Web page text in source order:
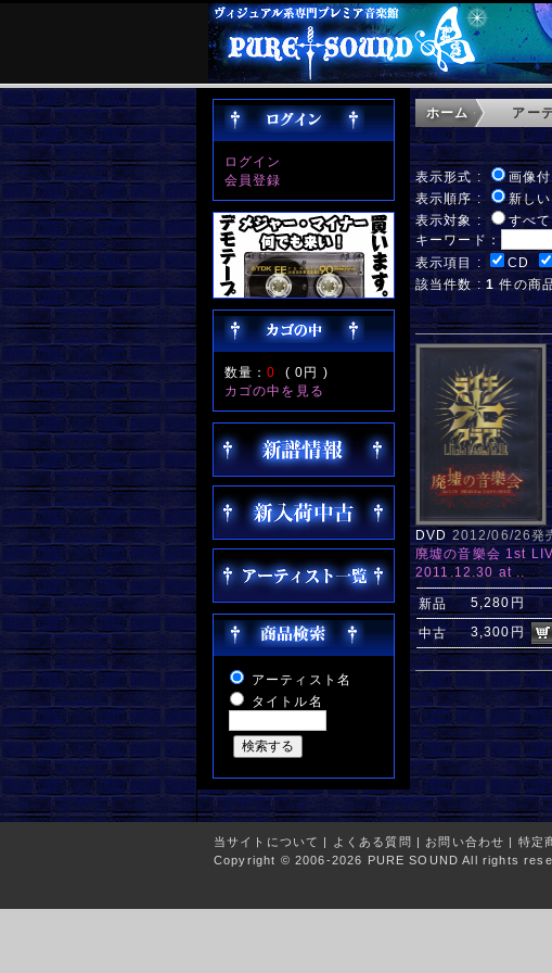
ログイン
会員登録
数量：0 (0円 )
カゴの中を見る
アーティスト名
タイトル名
ホーム アー
表示形式 :
画像
表示順序 :
新し
表示対象 :
すべて
キーワード：
表示項目 :
CD
該当件数 :1 件の商
DVD 2012/06/26発
廃墟の音樂会 1st
2011.12.30 at ..
新品 5,280円
中古 3,300円
当サイトについて | よくある質問 | お問い合わせ | 特定
Copyright © 2006-2026 PURE SOUND All rights